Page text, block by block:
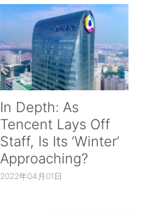
In Depth: As
Tencent Lays Off
Staff, Is Its ‘Winter’
Approaching?
2022年04月01日